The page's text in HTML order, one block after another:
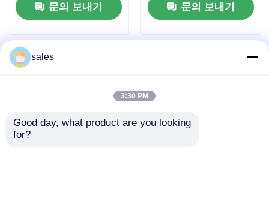
로 적합문의 보내기
에 적합 문의 보내기
sales
3:30 PM
Good day, what product are you looking
for?